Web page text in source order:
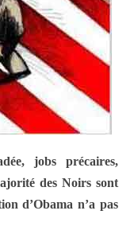
jobs précaires,
des Noirs sont
d’Obama n’a pas